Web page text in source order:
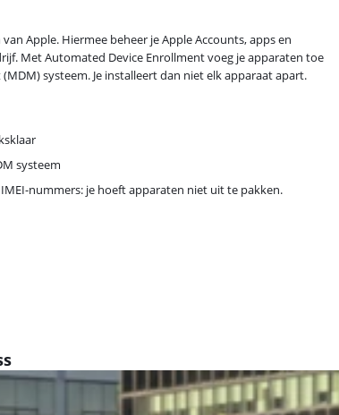
Apple. Hiermee beheer je Apple Accounts, apps en
Met Automated Device Enrollment voeg je apparaten toe
systeem. Je installeert dan niet elk apparaat apart.
systeem
nummers: je hoeft apparaten niet uit te pakken.